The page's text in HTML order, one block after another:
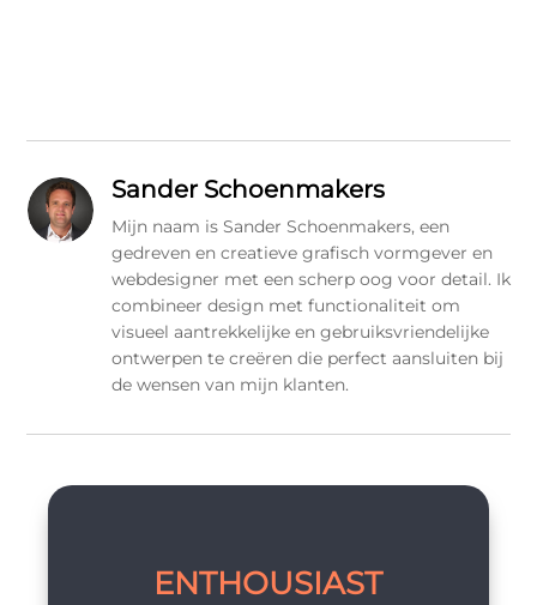
Sander Schoenmakers
Mijn naam is Sander Schoenmakers, een
gedreven en creatieve grafisch vormgever en
webdesigner met een scherp oog voor detail. Ik
combineer design met functionaliteit om
visueel aantrekkelijke en gebruiksvriendelijke
ontwerpen te creëren die perfect aansluiten bij
de wensen van mijn klanten.
ENTHOUSIAST